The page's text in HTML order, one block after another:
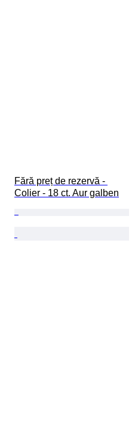
Fără preț de rezervă -
Colier - 18 ct. Aur galben